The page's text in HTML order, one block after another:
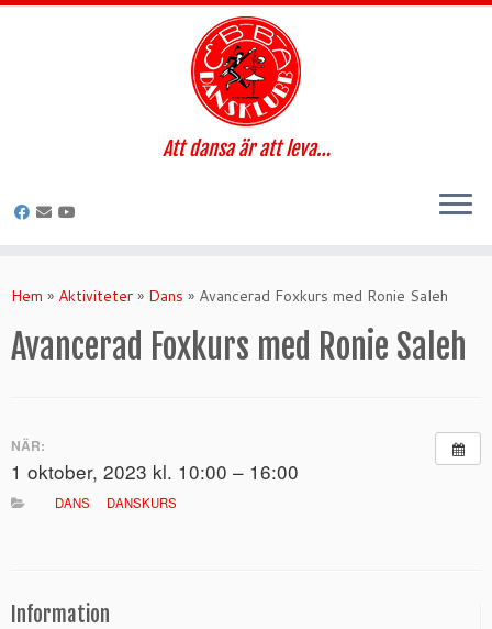
till
Att dansa är att leva…
Hem » Aktiviteter » Dans » Avancerad Foxkurs med Ronie Saleh
Avancerad Foxkurs med Ronie Saleh
NÄR:
1 oktober, 2023 kl. 10:00 – 16:00
DANS DANSKURS
Information